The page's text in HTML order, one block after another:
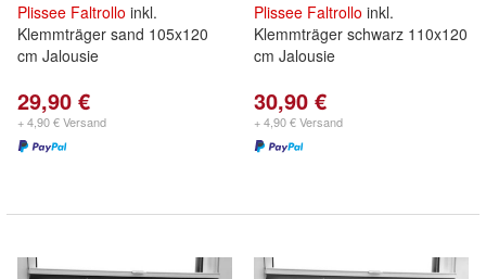
Plissee Faltrollo inkl.
Klemmträger sand 105x120
cm Jalousie
29,90 €
+ 4,90 € Versand
Plissee Faltrollo inkl.
Klemmträger schwarz 110x120
cm Jalousie
30,90 €
+ 4,90 € Versand